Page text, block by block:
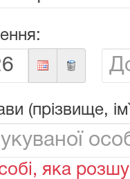
До:
(прізвище,
яка